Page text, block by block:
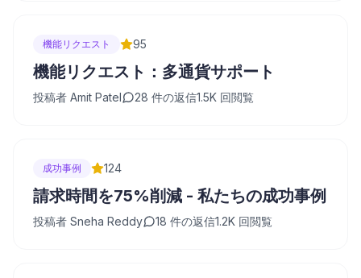
機能リクエスト 95
機能リクエスト：多通貨サポート
投稿者 Amit Patel 28 件の返信1.5K 回閲覧
成功事例 124
請求時間を75%削減 - 私たちの成功事例
投稿者 Sneha Reddy 18 件の返信1.2K 回閲覧